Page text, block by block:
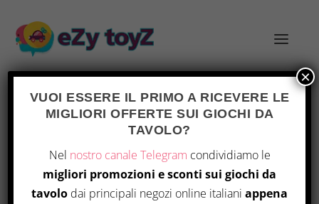
Home/ Prodotto Color / Multi Colored
Visualizzazione di 7 risultati
VUOI ESSERE IL PRIMO A RICEVERE LE
MIGLIORI OFFERTE SUI GIOCHI DA
TAVOLO?
Nel nostro canale Telegram condividiamo le
migliori promozioni e sconti sui giochi da
tavolo dai principali negozi online italiani appena
×